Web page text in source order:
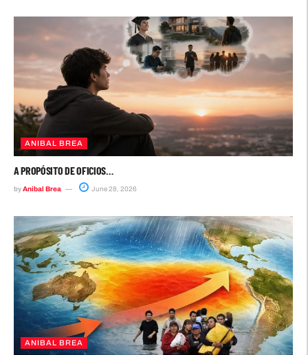
ANIBAL BREA
A PROPÓSITO DE OFICIOS…
byAnibal Brea June 28, 2026
ANIBAL BREA